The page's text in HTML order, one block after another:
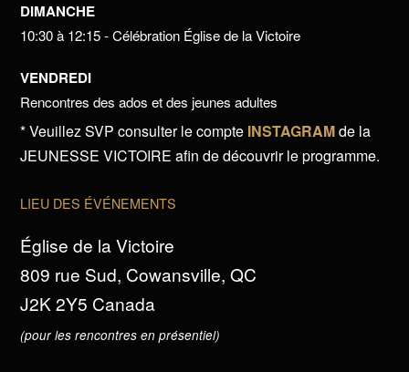
DIMANCHE
10:30 à 12:15 - Célébration Église de la Victoire
VENDREDI
Rencontres des ados et des jeunes adultes
* Veuillez SVP consulter le compte INSTAGRAMde la
JEUNESSE VICTOIRE afin de découvrir le programme.
LIEU DES ÉVÉNEMENTS
Église de la Victoire
809 rue Sud, Cowansville, QC
J2K 2Y5 Canada
(pour les rencontres en présentiel)